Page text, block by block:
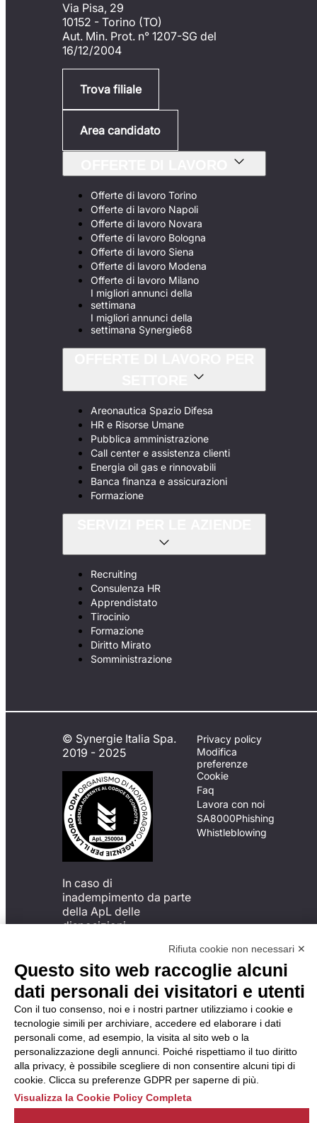
Via Pisa, 29
10152 - Torino (TO)
Aut. Min. Prot. n° 1207-SG del
16/12/2004
Trova filiale
Area candidato
Offerte di lavoro Torino
Offerte di lavoro Napoli
Offerte di lavoro Novara
Offerte di lavoro Bologna
Offerte di lavoro Siena
Offerte di lavoro Modena
Offerte di lavoro Milano
I migliori annunci della
settimana
I migliori annunci della
settimana Synergie68
Areonautica Spazio Difesa
HR e Risorse Umane
Pubblica amministrazione
Call center e assistenza clienti
Energia oil gas e rinnovabili
Banca finanza e assicurazioni
Formazione
Recruiting
Consulenza HR
Apprendistato
Tirocinio
Formazione
Diritto Mirato
Somministrazione
© Synergie Italia Spa.
2019 - 2025
In caso di
inadempimento da parte
della ApL delle
disposizioni
possibile presentare un
reclamo
all’Organismo di
Monitoraggio utilizzando
una delle modalità
descritte al seguente
indirizzo web
https://odm-
agenzielavoro.it/reclami/.
Privacy policy
Modifica
preferenze
Cookie
Faq
Lavora con noi
SA8000Phishing
Whistleblowing
Rifiuta cookie non necessari ✕
Questo sito web raccoglie alcuni
dati personali dei visitatori e utenti
Con il tuo consenso, noi e i nostri partner utilizziamo i cookie e
tecnologie simili per archiviare, accedere ed elaborare i dati
personali come, ad esempio, la visita al sito web o la
personalizzazione degli annunci. Poiché rispettiamo il tuo diritto
alla privacy, è possibile scegliere di non consentire alcuni tipi di
cookie. Clicca su preferenze GDPR per saperne di più.
Visualizza la Cookie Policy Completa